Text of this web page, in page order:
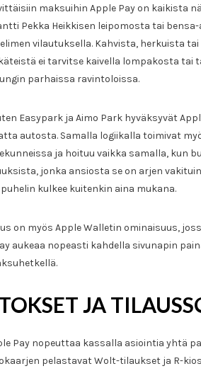
maksuihin Apple Pay on kaikista
Pekka Heikkisen leipomosta tai
vilautuksella. Kahvista, herkuista
ei tarvitse kaivella lompakosta tai
parhaissa ravintoloissa.
Easypark ja Aimo Park hyväksyvät
autosta. Samalla logiikalla toimivat
ja hoituu vaikka samalla, kun
jonka ansiosta se on arjen
kulkee kuitenkin aina mukana.
on myös Apple Walletin ominaisuus,
aukeaa nopeasti kahdella sivunapin
JA
Pay nopeuttaa kassalla asiointia yhtä
pelastavat Wolt-tilaukset ja R-